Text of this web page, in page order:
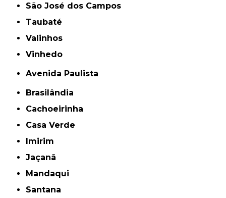
São José dos Campos
Taubaté
Valinhos
Vinhedo
Avenida Paulista
Brasilândia
Cachoeirinha
Casa Verde
Imirim
Jaçanã
Mandaqui
Santana